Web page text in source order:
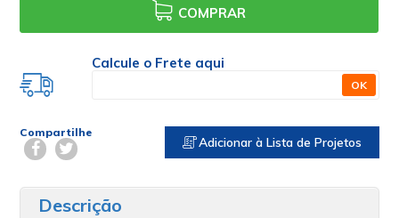
COMPRAR
Calcule o Frete aqui
OK
Compartilhe
Adicionar à Lista de Projetos
Descrição